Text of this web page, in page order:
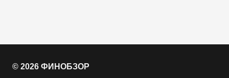
© 2026 ФИНОБЗОР